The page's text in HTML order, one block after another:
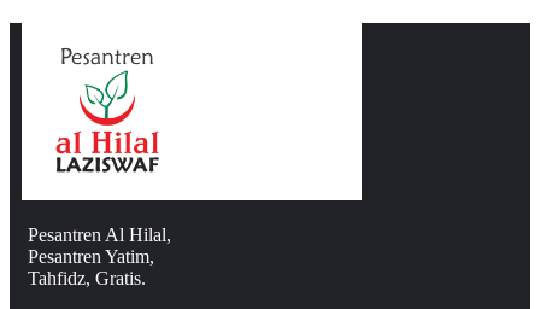
Pesantren Al Hilal,
Pesantren Yatim,
Tahfidz, Gratis.